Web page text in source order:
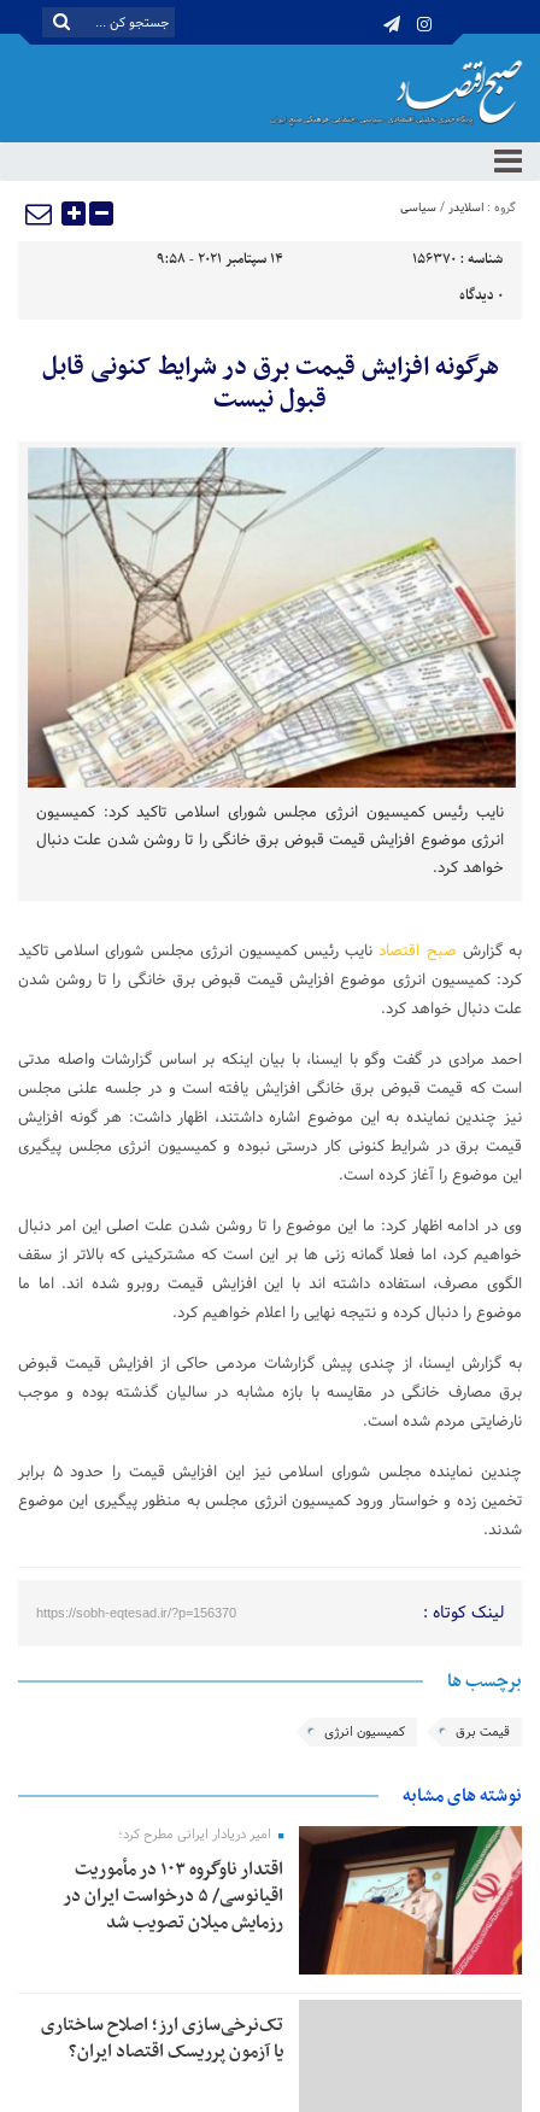
گروه : اسلایدر/سیاسی
شناسه : 156370
14 سپتامبر 2021 - 9:58
0 دیدگاه
هرگونه افزایش قیمت برق در شرایط کنونی قابل
قبول نیست
نایب رئیس کمیسیون انرژی مجلس شورای اسلامی تاکید کرد: کمیسیون
انرژی موضوع افزایش قیمت قبوض برق خانگی را تا روشن شدن علت دنبال
خواهد کرد.
به گزارش صبح اقتصادنایب رئیس کمیسیون انرژی مجلس شورای اسلامی تاکید
کرد: کمیسیون انرژی موضوع افزایش قیمت قبوض برق خانگی را تا روشن شدن
علت دنبال خواهد کرد.
احمد مرادی در گفت وگو با ایسنا، با بیان اینکه بر اساس گزارشات واصله مدتی
است که قیمت قبوض برق خانگی افزایش یافته است و در جلسه علنی مجلس
نیز چندین نماینده به این موضوع اشاره داشتند، اظهار داشت: هر گونه افزایش
قیمت برق در شرایط کنونی کار درستی نبوده و کمیسیون انرژی مجلس پیگیری
این موضوع را آغاز کرده است.
وی در ادامه اظهار کرد: ما این موضوع را تا روشن شدن علت اصلی این امر دنبال
خواهیم کرد، اما فعلا گمانه زنی ها بر این است که مشترکینی که بالاتر از سقف
الگوی مصرف، استفاده داشته اند با این افزایش قیمت روبرو شده اند. اما ما
موضوع را دنبال کرده و نتیجه نهایی را اعلام خواهیم کرد.
به گزارش ایسنا، از چندی پیش گزارشات مردمی حاکی از افزایش قیمت قبوض
برق مصارف خانگی در مقایسه با بازه مشابه در سالیان گذشته بوده و موجب
نارضایتی مردم شده است.
چندین نماینده مجلس شورای اسلامی نیز این افزایش قیمت را حدود ۵ برابر
تخمین زده و خواستار ورود کمیسیون انرژی مجلس به منظور پیگیری این موضوع
شدند.
لینک کوتاه : https://sobh-eqtesad.ir/?p=156370
برچسب ها
قیمت برق کمیسیون انرژی
نوشته های مشابه
امیر دریادار ایرانی مطرح کرد؛
اقتدار ناوگروه ۱۰۳ در مأموریت‌
اقیانوسی/ ۵ درخواست ایران در
رزمایش میلان تصویب شد
تک‌نرخی‌سازی ارز؛ اصلاح ساختاری
یا آزمون پرریسک اقتصاد ایران؟